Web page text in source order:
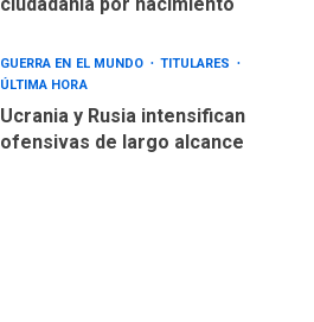
GUERRA EN EL MUNDO
TITULARES
ÚLTIMA HORA
Ucrania y Rusia intensifican
ofensivas de largo alcance